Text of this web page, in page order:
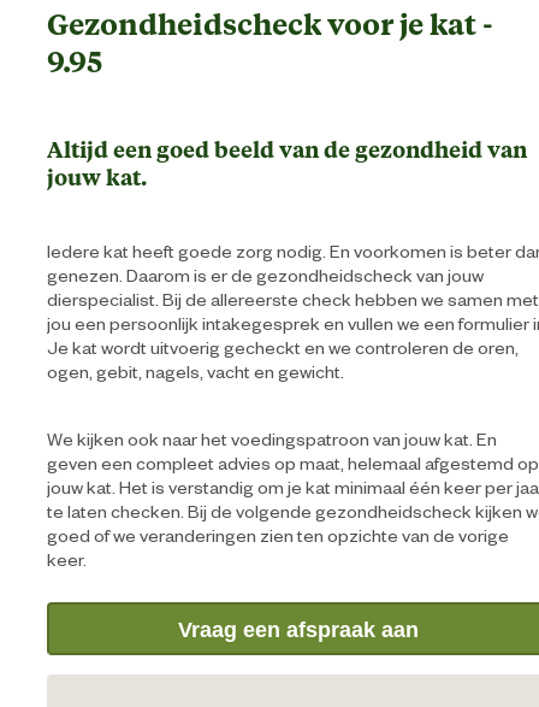
Gezondheidscheck voor je kat -
9.95
Altijd een goed beeld van de gezondheid van
jouw kat.
Iedere kat heeft goede zorg nodig. En voorkomen is beter
genezen. Daarom is er de gezondheidscheck van jouw
dierspecialist. Bij de allereerste check hebben we samen met
jou een persoonlijk intakegesprek en vullen we een formulier
Je kat wordt uitvoerig gecheckt en we controleren de oren,
ogen, gebit, nagels, vacht en gewicht.
We kijken ook naar het voedingspatroon van jouw kat. En
geven een compleet advies op maat, helemaal afgestemd op
jouw kat. Het is verstandig om je kat minimaal één keer per
te laten checken. Bij de volgende gezondheidscheck kijken
goed of we veranderingen zien ten opzichte van de vorige
keer.
Vraag een afspraak aan